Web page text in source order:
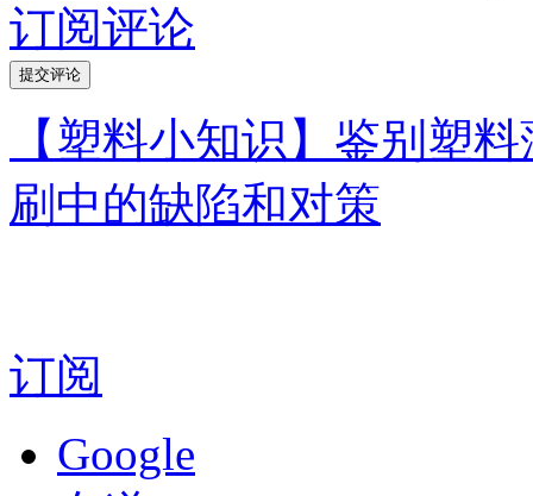
订阅评论
【塑料小知识】鉴别塑
刷中的缺陷和对策
订阅
Google